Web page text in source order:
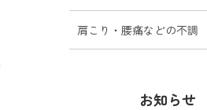
肩こり・腰痛などの不調
お知らせ